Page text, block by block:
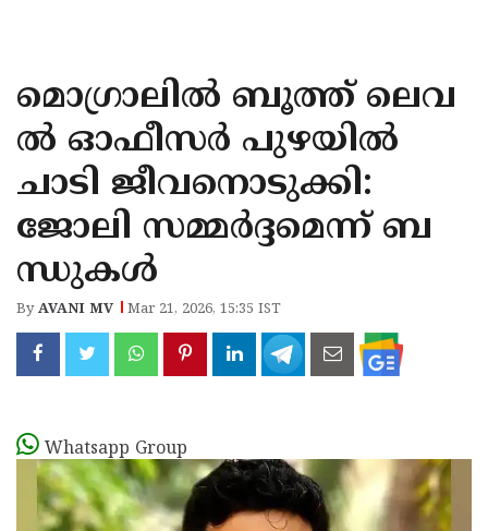
KANNUR
KASARAGOD
മൊഗ്രാലിൽ ബൂത്ത് ലെവ
ൽ ഓഫീസർ പുഴയിൽ
ചാടി ജീവനൊടുക്കി:
ജോലി സമ്മർദ്ദമെന്ന് ബ
ന്ധുകൾ
ByAVANI MV Mar 21, 2026, 15:35 IST
Whatsapp Group